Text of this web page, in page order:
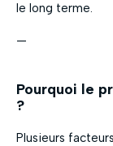
le long terme.
—
Pourquoi le
?
Plusieurs